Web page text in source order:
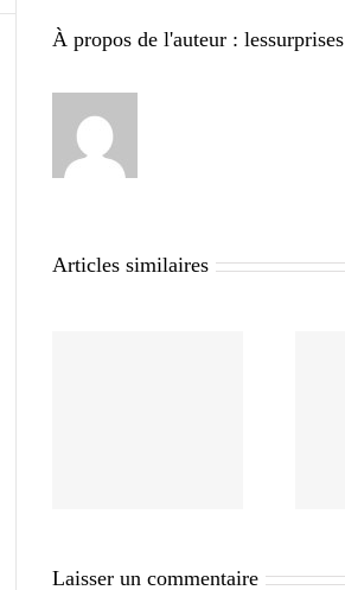
À propos de l'auteur : lessurprises
Articles similaires
Laisser un commentaire